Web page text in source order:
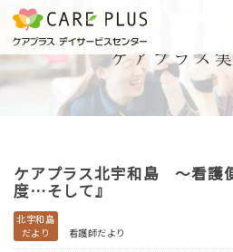
こんな方に
おすすめ
一日体験
実践報告
ケアプラス北宇和島 ～看護
度…そして』
北宇和島
だより
看護師だより